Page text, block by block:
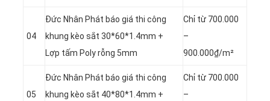
04
Đức Nhân Phát báo giá thi công
khung kèo sắt 30*60*1.4mm +
Lợp tấm Poly rỗng 5mm
Chỉ từ 700.000
–
900.000₫/m²
05
Đức Nhân Phát báo giá thi công
khung kèo sắt 40*80*1.4mm +
Chỉ từ 700.000
–